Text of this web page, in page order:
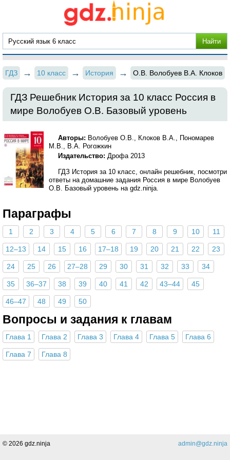
ГДЗ 10 класс История О.В. Волобуев В.А. Клоков
ГДЗ Решебник История за 10 класс Россия в
мире Волобуев О.В. Базовый уровень
Авторы: Волобуев О.В., Клоков В.А., Пономарев
М.В., В.А. Рогожкин
Издательство:Дрофа 2013
ГДЗ История за 10 класс, онлайн решебник, посмотри
ответы на домашние задания Россия в мире Волобуев
О.В. Базовый уровень на gdz.ninja.
Параграфы
1 2 3 4 5 6 7 8 9 10 11
12–13 14 15 16 17–18 19 20 21 22 23
24 25 26 27–28 29 30 31 32 33 34
35 36–37 38 39 40 41 42 43–44 45
46–47 48 49 50
Вопросы и задания к главам
Глава 1 Глава 2 Глава 3 Глава 4 Глава 5 Глава 6
Глава 7 Глава 8
© 2026 gdz.ninja admin@gdz.ninja